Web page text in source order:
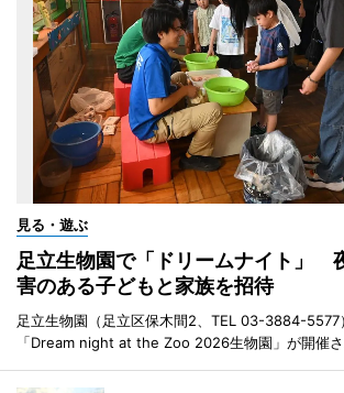
見る・遊ぶ
足立生物園で「ドリームナイト」
害のある子どもと家族を招待
足立生物園（足立区保木間2、TEL 03-3884-5577
「Dream night at the Zoo 2026生物園」が開催さ